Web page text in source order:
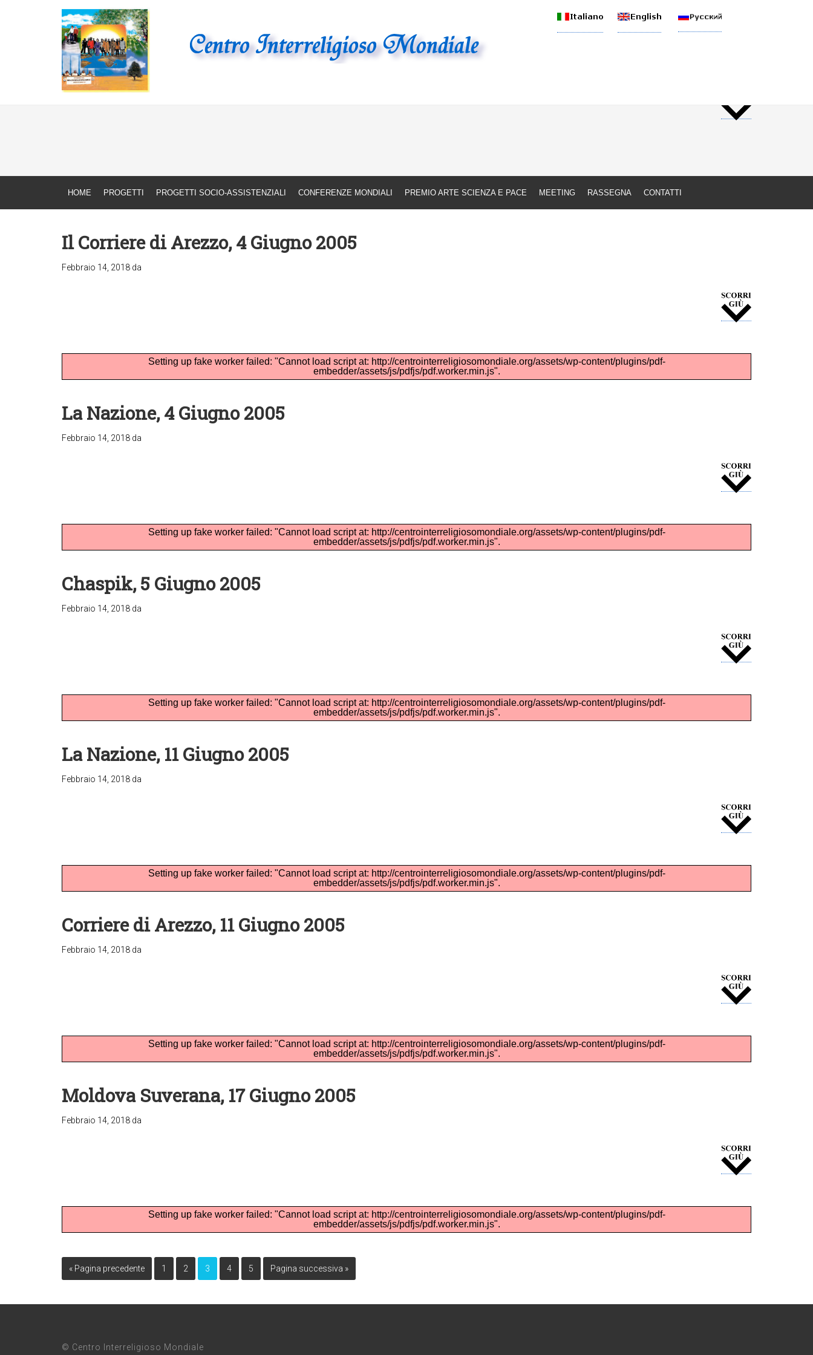
Associazione interreligiosa a carattere internazionale
HOME PROGETTI PROGETTI SOCIO-ASSISTENZIALI CONFERENZE MONDIALI PREMIO ARTE SCIENZA E PACE MEETING RASSEGNA CONTATTI
Il Corriere di Arezzo, 4 Giugno 2005
Febbraio 14, 2018 da
Setting up fake worker failed: "Cannot load script at: http://centrointerreligiosomondiale.org/assets/wp-content/plugins/pdf-
embedder/assets/js/pdfjs/pdf.worker.min.js".
La Nazione, 4 Giugno 2005
Febbraio 14, 2018 da
Setting up fake worker failed: "Cannot load script at: http://centrointerreligiosomondiale.org/assets/wp-content/plugins/pdf-
embedder/assets/js/pdfjs/pdf.worker.min.js".
Chaspik, 5 Giugno 2005
Febbraio 14, 2018 da
Setting up fake worker failed: "Cannot load script at: http://centrointerreligiosomondiale.org/assets/wp-content/plugins/pdf-
embedder/assets/js/pdfjs/pdf.worker.min.js".
La Nazione, 11 Giugno 2005
Febbraio 14, 2018 da
Setting up fake worker failed: "Cannot load script at: http://centrointerreligiosomondiale.org/assets/wp-content/plugins/pdf-
embedder/assets/js/pdfjs/pdf.worker.min.js".
Corriere di Arezzo, 11 Giugno 2005
Febbraio 14, 2018 da
Setting up fake worker failed: "Cannot load script at: http://centrointerreligiosomondiale.org/assets/wp-content/plugins/pdf-
embedder/assets/js/pdfjs/pdf.worker.min.js".
Moldova Suverana, 17 Giugno 2005
Febbraio 14, 2018 da
Setting up fake worker failed: "Cannot load script at: http://centrointerreligiosomondiale.org/assets/wp-content/plugins/pdf-
embedder/assets/js/pdfjs/pdf.worker.min.js".
« Pagina precedente 1 2 3 4 5 Pagina successiva »
© Centro Interreligioso Mondiale